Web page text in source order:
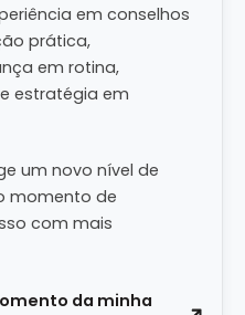
em conselhos
prática,
em rotina,
estratégia em
um novo nível de
momento de
com mais
da minha